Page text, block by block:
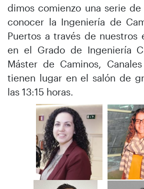
dimos comienzo una serie
conocer la Ingeniería de
Puertos a través de nuestros
en el Grado de Ingeniería
Máster de Caminos,
tienen lugar en el salón de
las 13:15 horas.